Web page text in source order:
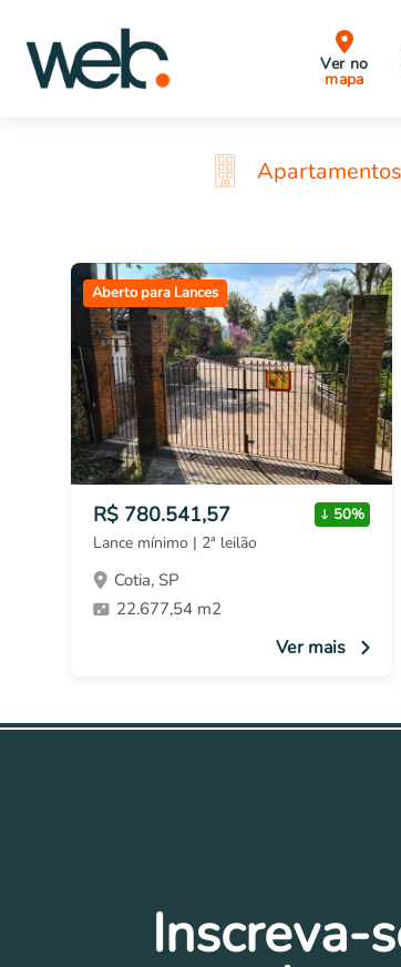
Ver no
mapa
Apartamentos
Aberto para Lances
R$ 780.541,57 50%
Lance mínimo | 2ª leilão
Cotia, SP
22.677,54 m2
Ver mais
Inscreva-